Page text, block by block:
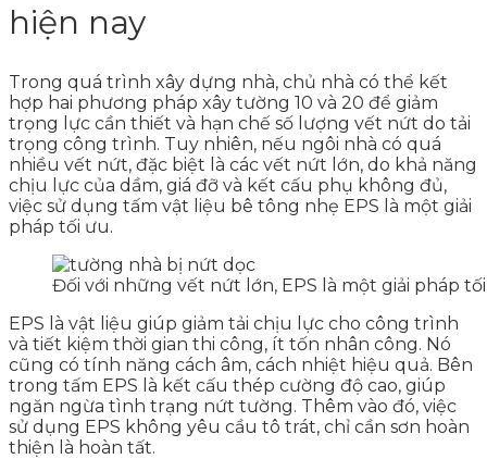
hiện nay
Trong quá trình xây dựng nhà, chủ nhà có thể kết
hợp hai phương pháp xây tường 10 và 20 để giảm
trọng lực cần thiết và hạn chế số lượng vết nứt do tải
trọng công trình. Tuy nhiên, nếu ngôi nhà có quá
nhiều vết nứt, đặc biệt là các vết nứt lớn, do khả năng
chịu lực của dầm, giá đỡ và kết cấu phụ không đủ,
việc sử dụng tấm vật liệu bê tông nhẹ EPS là một giải
pháp tối ưu.
Đối với những vết nứt lớn, EPS là một giải pháp
EPS là vật liệu giúp giảm tải chịu lực cho công trình
và tiết kiệm thời gian thi công, ít tốn nhân công. Nó
cũng có tính năng cách âm, cách nhiệt hiệu quả. Bên
trong tấm EPS là kết cấu thép cường độ cao, giúp
ngăn ngừa tình trạng nứt tường. Thêm vào đó, việc
sử dụng EPS không yêu cầu tô trát, chỉ cần sơn hoàn
thiện là hoàn tất.